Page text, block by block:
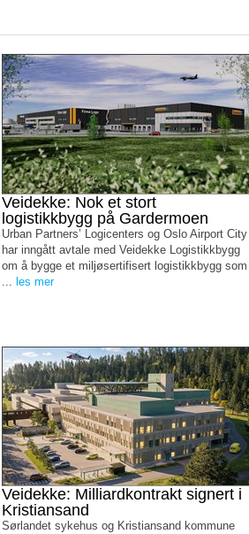
Veidekke: Nok et stort
logistikkbygg på Gardermoen
Urban Partners’ Logicenters og Oslo Airport City
har inngått avtale med Veidekke Logistikkbygg
om å bygge et miljøsertifisert logistikkbygg som
... les mer
Veidekke: Milliardkontrakt signert i
Kristiansand
Sørlandet sykehus og Kristiansand kommune